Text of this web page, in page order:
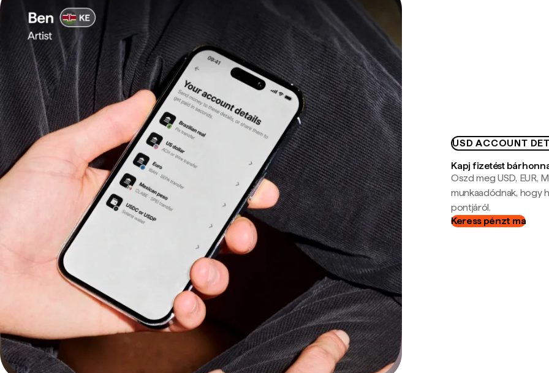
USD ACCOUNT
Kapj fizetést
Oszd meg USD, EUR,
munkaadódnak, hogy
pontjáról.
Keress pénzt ma